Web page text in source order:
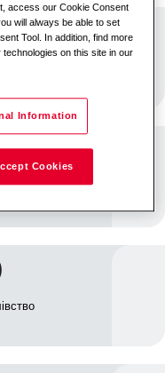
access our Cookie Consent
will always be able to set
Tool. In addition, find more
on this site in our
Information
Cookies